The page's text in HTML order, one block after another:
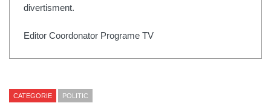
divertisment.
Editor Coordonator Programe TV
CATEGORIE POLITIC